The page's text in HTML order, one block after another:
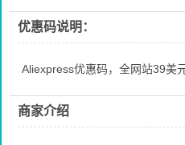
优惠码说明：
Aliexpress优惠码，全网站39美
商家介绍